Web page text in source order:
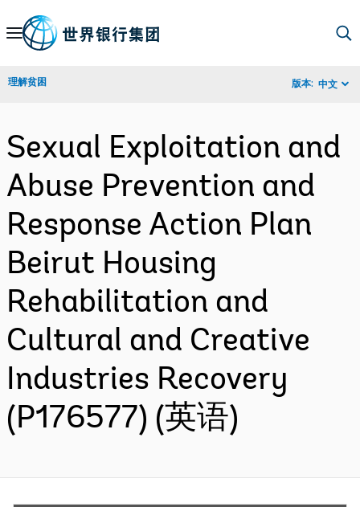
Skip
Navigation
理解贫困 版本: 中文
Sexual Exploitation and
Abuse Prevention and
Response Action Plan
Beirut Housing
Rehabilitation and
Cultural and Creative
Industries Recovery
(P176577) (英语)